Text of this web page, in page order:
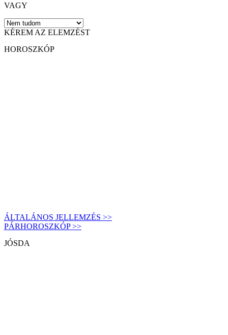
VAGY
KÉREM AZ ELEMZÉST
HOROSZKÓP
ÁLTALÁNOS JELLEMZÉS >>
PÁRHOROSZKÓP >>
JÓSDA